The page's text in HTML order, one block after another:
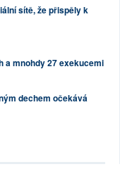
sítě, že přispěly k
a mnohdy 27 exekucemi
dechem očekává